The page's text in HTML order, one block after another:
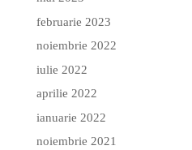
februarie 2023
noiembrie 2022
iulie 2022
aprilie 2022
ianuarie 2022
noiembrie 2021